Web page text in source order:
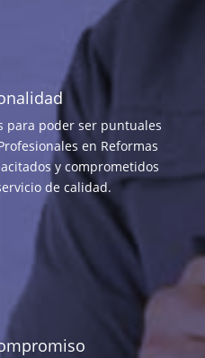
para poder ser puntuales
en Reformas
y comprometidos
de calidad.